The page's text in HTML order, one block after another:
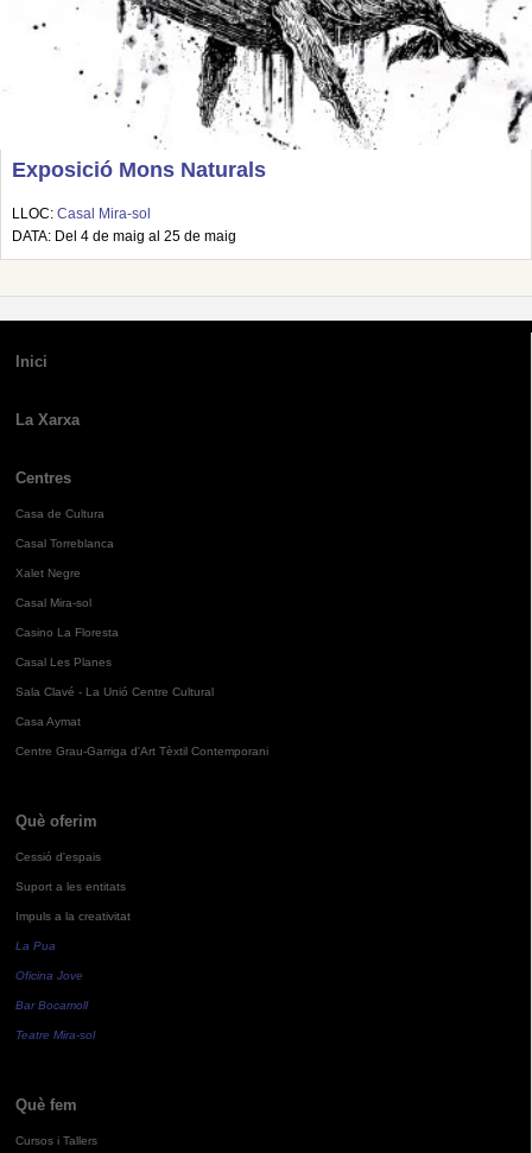
Exposició Mons Naturals
LLOC: Casal Mira-sol
DATA: Del 4 de maig al 25 de maig
Inici
La Xarxa
Centres
Casa de Cultura
Casal Torreblanca
Xalet Negre
Casal Mira-sol
Casino La Floresta
Casal Les Planes
Sala Clavé - La Unió Centre Cultural
Casa Aymat
Centre Grau-Garriga d'Art Tèxtil Contemporani
Què oferim
Cessió d'espais
Suport a les entitats
Impuls a la creativitat
La Pua
Oficina Jove
Bar Bocamoll
Teatre Mira-sol
Què fem
Cursos i Tallers